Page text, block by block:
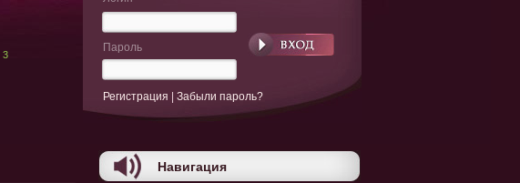
3
Пароль
Регистрация Забыли пароль?
Навигация